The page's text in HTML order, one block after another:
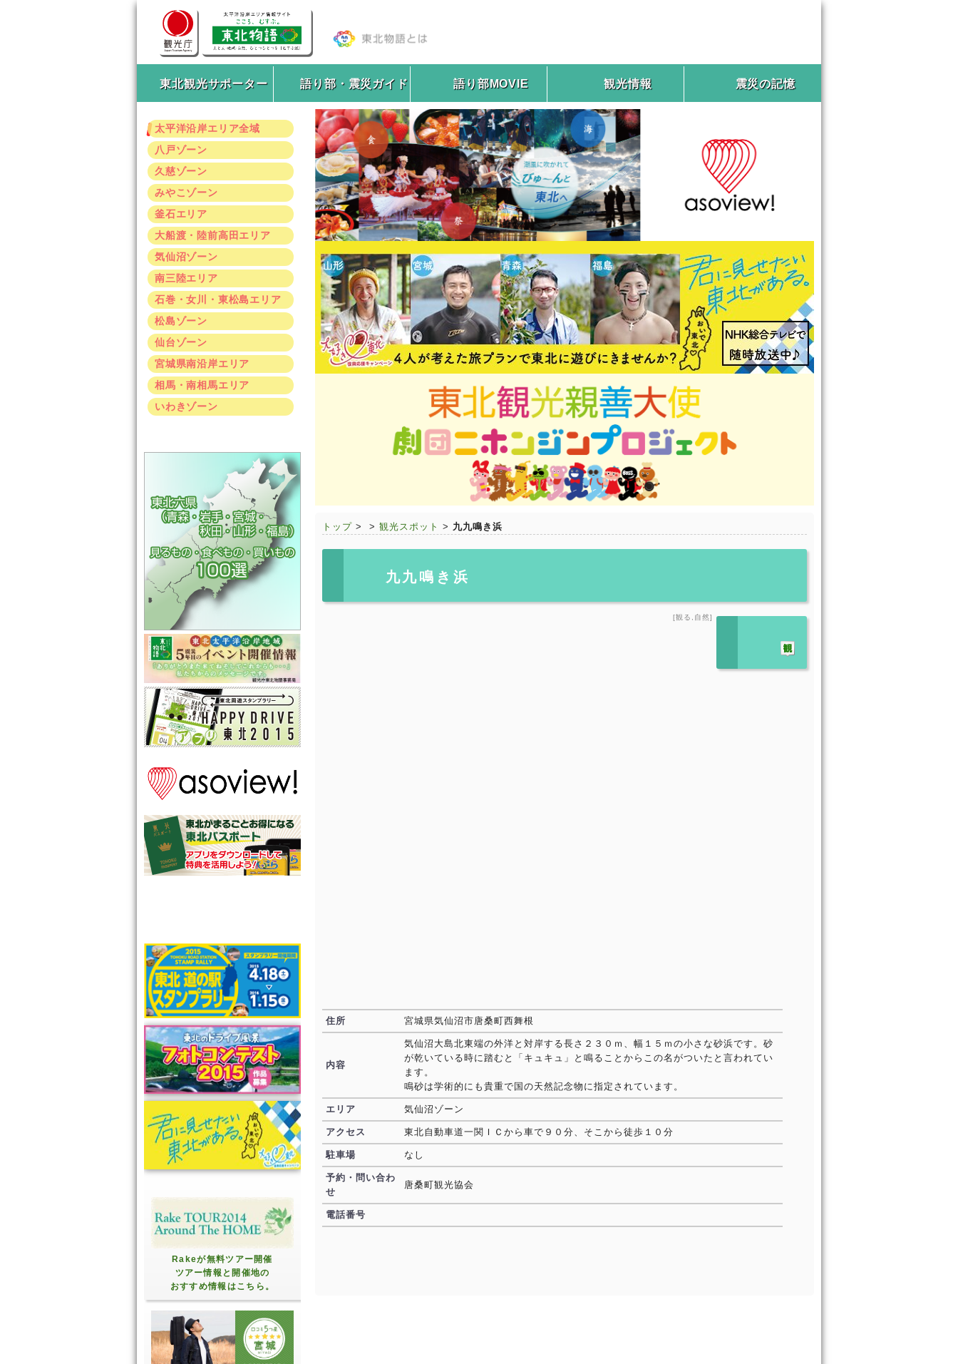
東北観光サポーター 語り部・震災ガイド 語り部MOVIE 観光情報 震災の記憶
太平洋沿岸エリア全域
八戸ゾーン
久慈ゾーン
みやこゾーン
釜石エリア
大船渡・陸前高田エリア
気仙沼ゾーン
南三陸エリア
石巻・女川・東松島エリア
松島ゾーン
仙台ゾーン
宮城県南沿岸エリア
相馬・南相馬エリア
いわきゾーン
Rakeが無料ツアー開催
ツアー情報と開催地の
おすすめ情報はこちら。
トップ > > 観光スポット > 九九鳴き浜
九九鳴き浜
[観る,自然]
住所 宮城県気仙沼市唐桑町西舞根
内容
気仙沼大島北東端の外洋と対岸する長さ２３０ｍ、幅１５ｍの小さな砂浜です。砂
が乾いている時に踏むと「キュキュ」と鳴ることからこの名がついたと言われてい
ます。
鳴砂は学術的にも貴重で国の天然記念物に指定されています。
エリア 気仙沼ゾーン
アクセス 東北自動車道一関ＩＣから車で９０分、そこから徒歩１０分
駐車場 なし
予約・問い合わ
せ
唐桑町観光協会
電話番号